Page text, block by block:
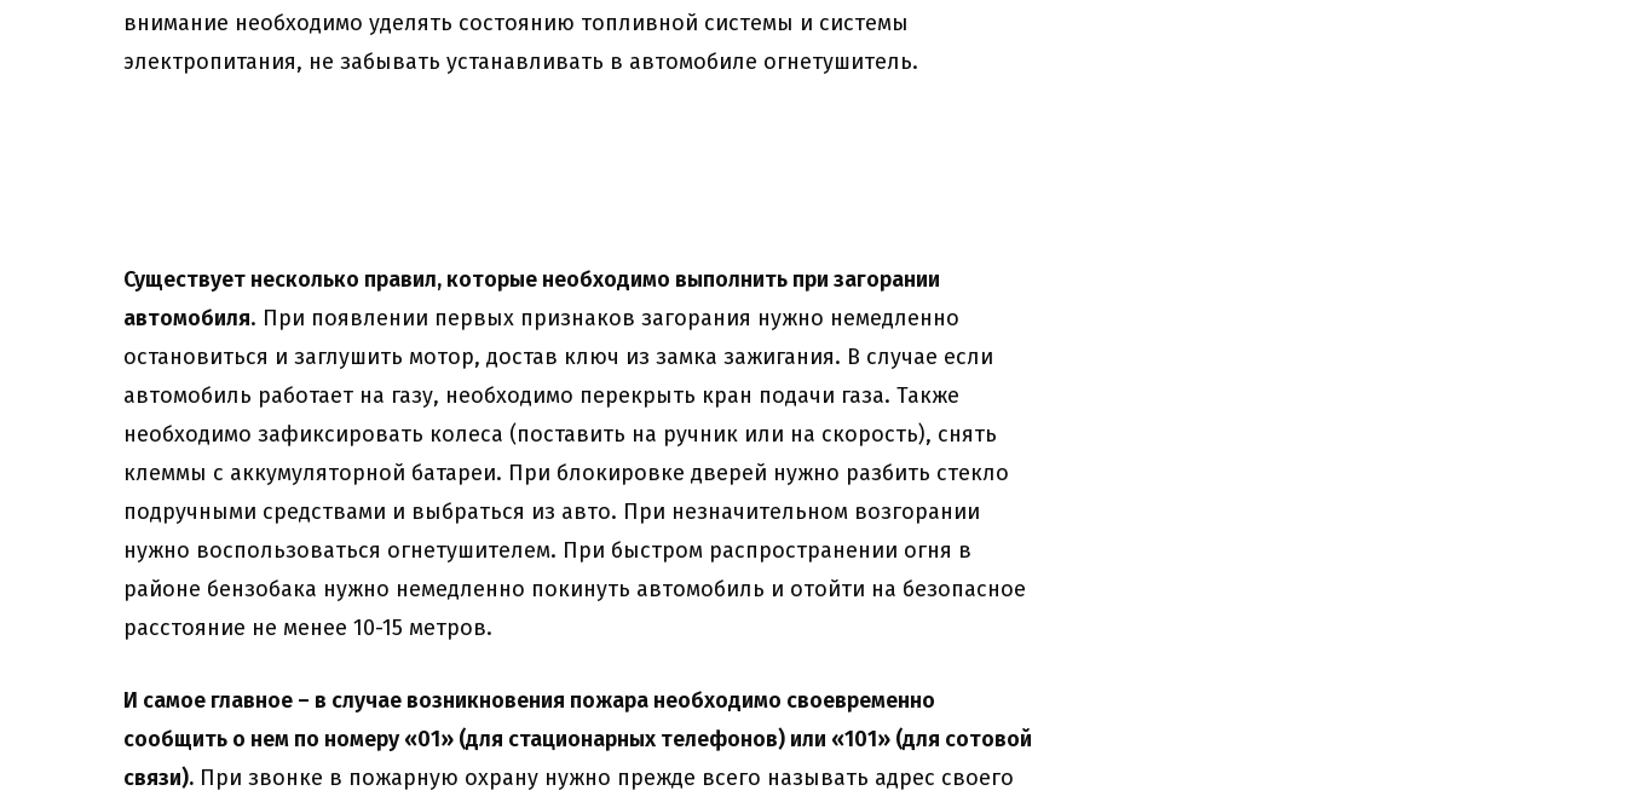
внимание необходимо уделять состоянию топливной системы и системы
электропитания, не забывать устанавливать в автомобиле огнетушитель.
Существует несколько правил, которые необходимо выполнить при загорании
автомобиля. При появлении первых признаков загорания нужно немедленно
остановиться и заглушить мотор, достав ключ из замка зажигания. В случае если
автомобиль работает на газу, необходимо перекрыть кран подачи газа. Также
необходимо зафиксировать колеса (поставить на ручник или на скорость), снять
клеммы с аккумуляторной батареи. При блокировке дверей нужно разбить стекло
подручными средствами и выбраться из авто. При незначительном возгорании
нужно воспользоваться огнетушителем. При быстром распространении огня в
районе бензобака нужно немедленно покинуть автомобиль и отойти на безопасное
расстояние не менее 10-15 метров.
И самое главное – в случае возникновения пожара необходимо своевременно
сообщить о нем по номеру «01» (для стационарных телефонов) или «101» (для сотовой
связи). При звонке в пожарную охрану нужно прежде всего называть адрес своего